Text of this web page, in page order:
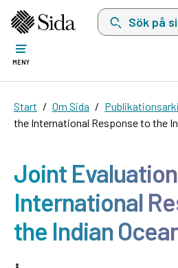
Sök på sida.se,
MENY
Start Om Sida
the International Response to the
Joint
International
the Indian